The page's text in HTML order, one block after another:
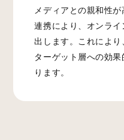
メディアとの親和性
連携により、オンラ
出します。これにより
ターゲット層への効
ります。